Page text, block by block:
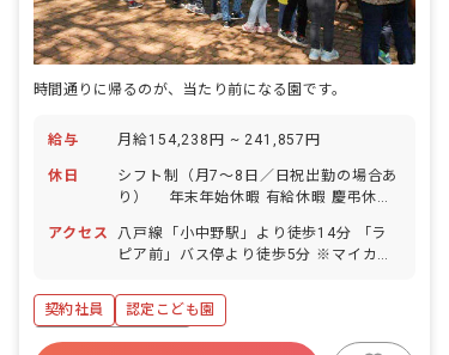
時間通りに帰るのが、当たり前になる園です。
給与 月給154,238円 ~ 241,857円
休日
シフト制（月7～8日／日祝出勤の場合あ
り） 年末年始休暇 有給休暇 慶弔休暇
アクセス
八戸線「小中野駅」より徒歩14分 「ラ
ピア前」バス停より徒歩5分 ※マイカ
輪場無料）
契約社員
認定こども園
ボーナス・賞与あり